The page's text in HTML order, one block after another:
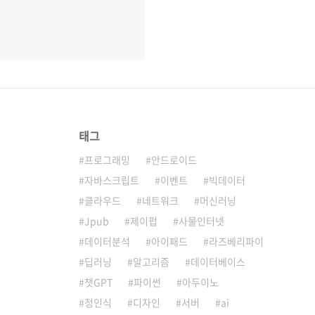
태그
프로그래밍
안드로이드
자바스크립트
이벤트
빅데이터
클라우드
네트워크
머신러닝
Jpub
제이펍
사물인터넷
데이터분석
아이패드
라즈베리파이
딥러닝
알고리즘
데이터베이스
챗GPT
파이썬
아두이노
정인식
디자인 서버 ai